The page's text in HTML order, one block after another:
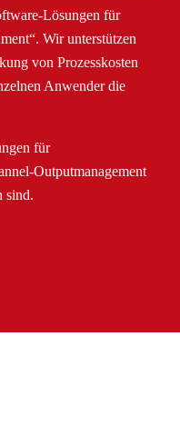
Lösungen für
Wir unterstützen
von Prozesskosten
Anwender die
für
Outputmanagement
sind.